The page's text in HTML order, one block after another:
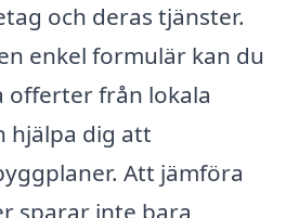
och deras tjänster.
enkel formulär kan du
offerter från lokala
hjälpa dig att
Att jämföra